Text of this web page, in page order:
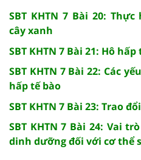
SBT KHTN 7 Bài 20:
cây xanh
SBT KHTN 7 Bài 21: Hô hấp
SBT KHTN 7 Bài 22: Các
hấp tế bào
SBT KHTN 7 Bài 23: Trao
SBT KHTN 7 Bài 24: Vai
dinh dưỡng đối với cơ thể